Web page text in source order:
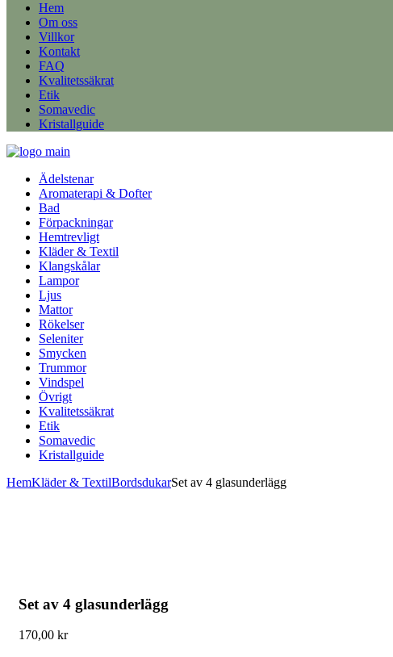
Hem
Om oss
Villkor
Kontakt
FAQ
Kvalitetssäkrat
Etik
Somavedic
Kristallguide
Ädelstenar
Aromaterapi & Dofter
Bad
Förpackningar
Hemtrevligt
Kläder & Textil
Klangskålar
Lampor
Ljus
Mattor
Rökelser
Seleniter
Smycken
Trummor
Vindspel
Övrigt
Kvalitetssäkrat
Etik
Somavedic
Kristallguide
HemKläder & TextilBordsdukarSet av 4 glasunderlägg
Set av 4 glasunderlägg
170,00 kr